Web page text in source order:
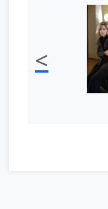
<